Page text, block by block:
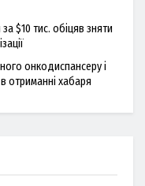
$10 тис. обіцяв зняти
онкодиспансеру і
отриманні хабаря